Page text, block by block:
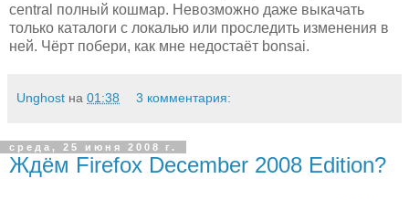
central полный кошмар. Невозможно даже выкачать
только каталоги с локалью или проследить изменения в
ней. Чёрт побери, как мне недостаёт bonsai.
Unghost на 01:38 3 комментария:
среда, 25 июня 2008 г.
Ждём Firefox December 2008 Edition?